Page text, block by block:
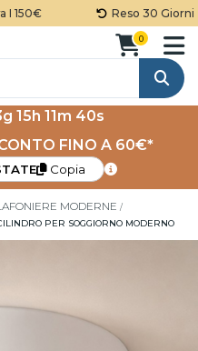
Reso 30 Giorni
Cerca
0
15h 11m 39s
FINO A 60€*
Copia
MODERNE
PER SOGGIORNO MODERNO